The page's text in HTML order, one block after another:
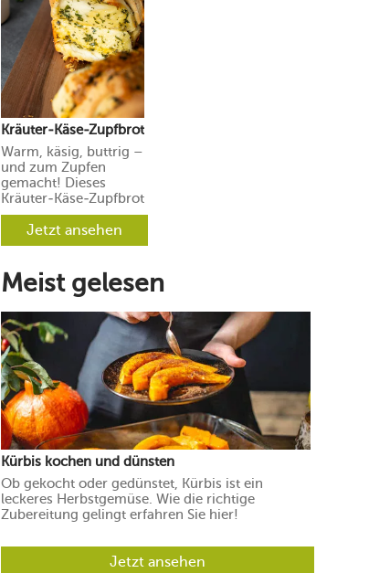
Kräuter-Käse-Zupfbrot
Warm, käsig, buttrig –
und zum Zupfen
gemacht! Dieses
Kräuter-Käse-Zupfbrot
ist der Star auf jedem
Grilltisch. Zwischen
den fluffigen
verbergen sich
würzige Kräuterbutter
Käse.
Jetzt ansehen
Meist gelesen
Kürbis kochen und dünsten
Ob gekocht oder gedünstet, Kürbis ist ein
leckeres Herbstgemüse. Wie die richtige
Zubereitung gelingt erfahren Sie hier!
Jetzt ansehen